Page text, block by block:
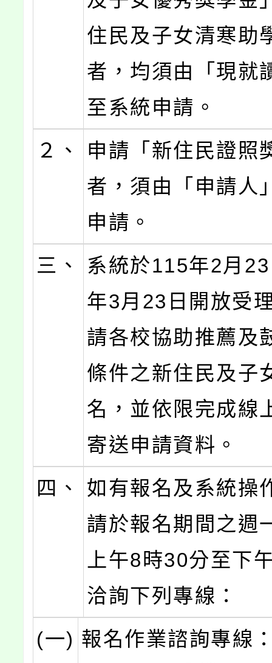
住民及子女清寒助
者，均須由「現就
至系統申請。
２、
申請「新住民證照
者，須由「申請人
申請。
三、
系統於115年2月
年3月23日開放受
請各校協助推薦及
條件之新住民及子
名，並依限完成線
寄送申請資料。
四、
如有報名及系統操
請於報名期間之週
上午8時30分至下
洽詢下列專線：
(一) 報名作業諮詢專線